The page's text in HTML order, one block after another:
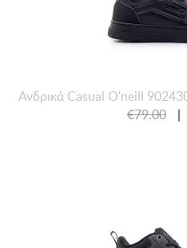
Ανδρικά Casual O'neill
€79.00
|